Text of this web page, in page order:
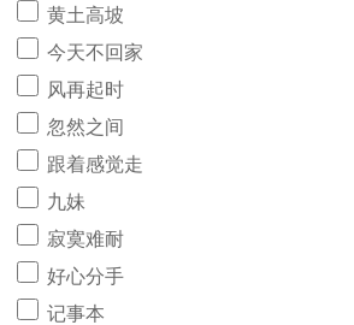
黄土高坡
今天不回家
风再起时
忽然之间
跟着感觉走
九妹
寂寞难耐
好心分手
记事本